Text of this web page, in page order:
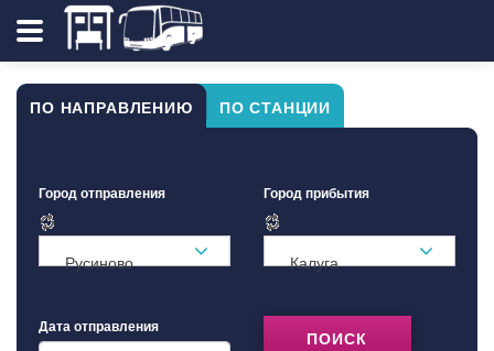
ПО НАПРАВЛЕНИЮ ПО СТАНЦИИ
Город отправления
Русиново
Город прибытия
Калуга
Дата отправления
ПОИСК